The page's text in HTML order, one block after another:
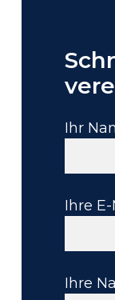
Ihr
Ihre
Ihre